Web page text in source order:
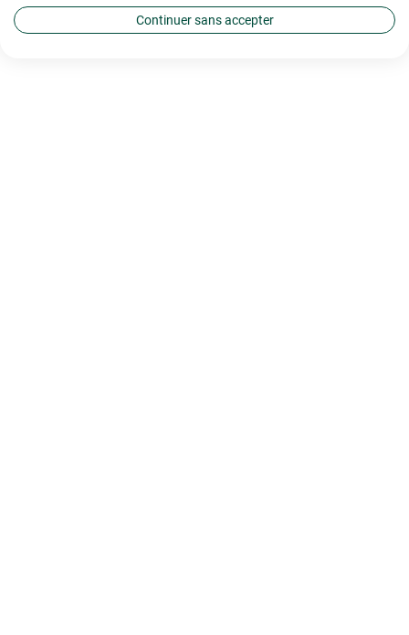
Continuer sans accepter